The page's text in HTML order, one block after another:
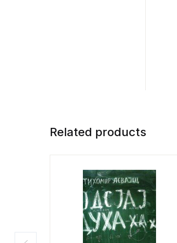
Related products